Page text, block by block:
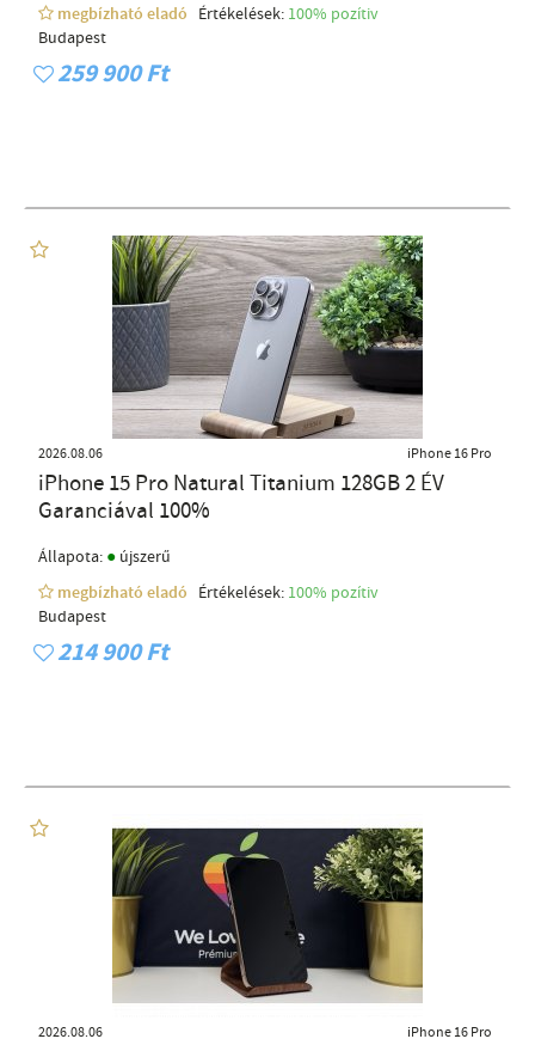
megbízható eladó
Értékelések: 100% pozítiv
Budapest
259 900 Ft
2026.08.06 iPhone 16 Pro
iPhone 15 Pro Natural Titanium 128GB 2 ÉV
Garanciával 100%
Állapota: ● újszerű
megbízható eladó
Értékelések: 100% pozítiv
Budapest
214 900 Ft
2026.08.06 iPhone 16 Pro